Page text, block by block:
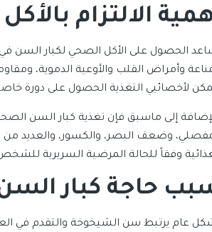
الالتزام ب
الحصول على الأكل الصحي لكبار السن
وأمراض القلب والأوعية الدموية،
لأخصائيي التغذية الحصول على دورة
إلى ماسبق فإن تغذية كبار السن
وضعف البصر، والكسور، والعديد من
وفقاً للحالة المرضية السريرية
حاجة كبار
عام يرتبط سن الشيخوخة والتقدم في